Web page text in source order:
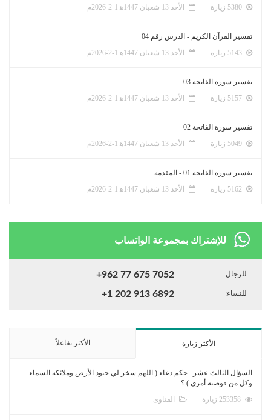
الأحد 13 شعبان 1447ﻫ 1-2-2026م
تفسير القرآن الكريم - الدرس رقم 04
الأحد 13 شعبان 1447ﻫ 1-2-2026م
تفسير سورة الفاتحة 03
الأحد 13 شعبان 1447ﻫ 1-2-2026م
تفسير سورة الفاتحة 02
الأحد 13 شعبان 1447ﻫ 1-2-2026م
تفسير سورة الفاتحة 01 - المقدمة
الأحد 13 شعبان 1447ﻫ 1-2-2026م
للإشتراك بمجموعة الواتساب
للرجال: +962 77 675 7052
للنساء: +1 202 913 6892
الأكثر زيارة الأكثر تفاعلاً
السؤال الثالث عشر : حكم دعاء ( اللهم سخر لي جنود الأرض وملائكة السماء
وكل من فوضته أمري ) ؟
الفتاوى